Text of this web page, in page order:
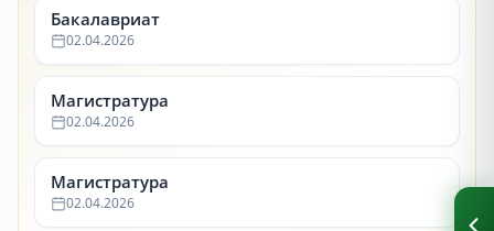
Бакалавриат
02.04.2026
Магистратура
02.04.2026
Магистратура
02.04.2026